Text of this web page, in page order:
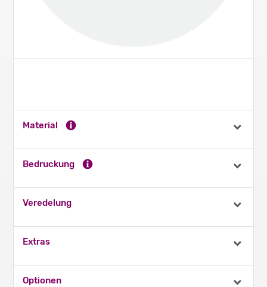
Material
Bedruckung
Veredelung
Extras
Optionen